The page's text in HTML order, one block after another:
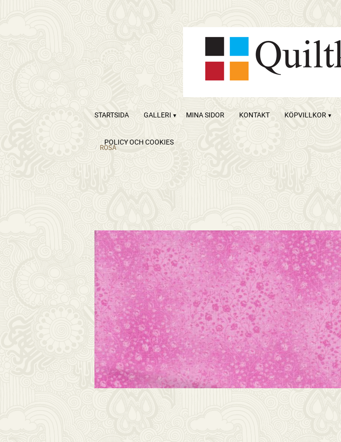
STARTSIDA GALLERI MINA SIDOR KONTAKT KÖPVILLKOR
POLICY OCH COOKIES
ROSA